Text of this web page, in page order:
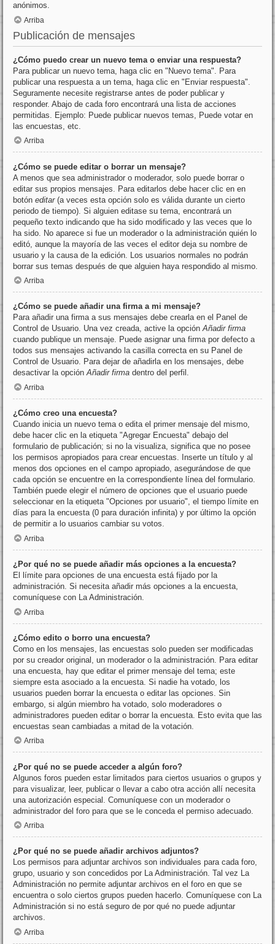
anónimos.
Arriba
Publicación de mensajes
¿Cómo puedo crear un nuevo tema o enviar una respuesta?
Para publicar un nuevo tema, haga clic en "Nuevo tema". Para
publicar una respuesta a un tema, haga clic en "Enviar respuesta".
Seguramente necesite registrarse antes de poder publicar y
responder. Abajo de cada foro encontrará una lista de acciones
permitidas. Ejemplo: Puede publicar nuevos temas, Puede votar en
las encuestas, etc.
Arriba
¿Cómo se puede editar o borrar un mensaje?
A menos que sea administrador o moderador, solo puede borrar o
editar sus propios mensajes. Para editarlos debe hacer clic en en
botón editar(a veces esta opción solo es válida durante un cierto
periodo de tiempo). Si alguien editase su tema, encontrará un
pequeño texto indicando que ha sido modificado y las veces que lo
ha sido. No aparece si fue un moderador o la administración quién lo
editó, aunque la mayoría de las veces el editor deja su nombre de
usuario y la causa de la edición. Los usuarios normales no podrán
borrar sus temas después de que alguien haya respondido al mismo.
Arriba
¿Cómo se puede añadir una firma a mi mensaje?
Para añadir una firma a sus mensajes debe crearla en el Panel de
Control de Usuario. Una vez creada, active la opciónAñadir firma
cuando publique un mensaje. Puede asignar una firma por defecto a
todos sus mensajes activando la casilla correcta en su Panel de
Control de Usuario. Para dejar de añadirla en los mensajes, debe
desactivar la opciónAñadir firma dentro del perfil.
Arriba
¿Cómo creo una encuesta?
Cuando inicia un nuevo tema o edita el primer mensaje del mismo,
debe hacer clic en la etiqueta "Agregar Encuesta" debajo del
formulario de publicación; si no la visualiza, significa que no posee
los permisos apropiados para crear encuestas. Inserte un título y al
menos dos opciones en el campo apropiado, asegurándose de que
cada opción se encuentre en la correspondiente línea del formulario.
También puede elegir el número de opciones que el usuario puede
seleccionar en la etiqueta "Opciones por usuario", el tiempo límite en
días para la encuesta (0 para duración infinita) y por último la opción
de permitir a lo usuarios cambiar su votos.
Arriba
¿Por qué no se puede añadir más opciones a la encuesta?
El límite para opciones de una encuesta está fijado por la
administración. Si necesita añadir más opciones a la encuesta,
comuníquese con La Administración.
Arriba
¿Cómo edito o borro una encuesta?
Como en los mensajes, las encuestas solo pueden ser modificadas
por su creador original, un moderador o la administración. Para editar
una encuesta, hay que editar el primer mensaje del tema; este
siempre esta asociado a la encuesta. Si nadie ha votado, los
usuarios pueden borrar la encuesta o editar las opciones. Sin
embargo, si algún miembro ha votado, solo moderadores o
administradores pueden editar o borrar la encuesta. Esto evita que las
encuestas sean cambiadas a mitad de la votación.
Arriba
¿Por qué no se puede acceder a algún foro?
Algunos foros pueden estar limitados para ciertos usuarios o grupos y
para visualizar, leer, publicar o llevar a cabo otra acción allí necesita
una autorización especial. Comuníquese con un moderador o
administrador del foro para que se le conceda el permiso adecuado.
Arriba
¿Por qué no se puede añadir archivos adjuntos?
Los permisos para adjuntar archivos son individuales para cada foro,
grupo, usuario y son concedidos por La Administración. Tal vez La
Administración no permite adjuntar archivos en el foro en que se
encuentra o solo ciertos grupos pueden hacerlo. Comuníquese con La
Administración si no está seguro de por qué no puede adjuntar
archivos.
Arriba